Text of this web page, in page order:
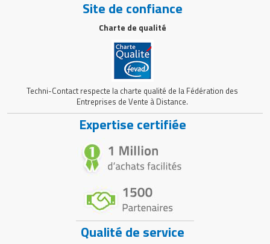
Site de confiance
Charte de qualité
Techni-Contact respecte la charte qualité de la Fédération des
Entreprises de Vente à Distance.
Expertise certifiée
Qualité de service